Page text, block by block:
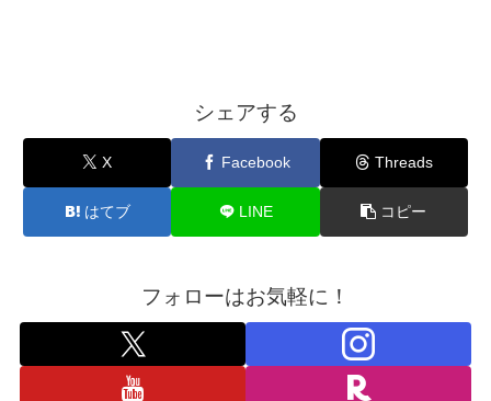
シェアする
X Facebook Threads
はてブ LINE コピー
フォローはお気軽に！